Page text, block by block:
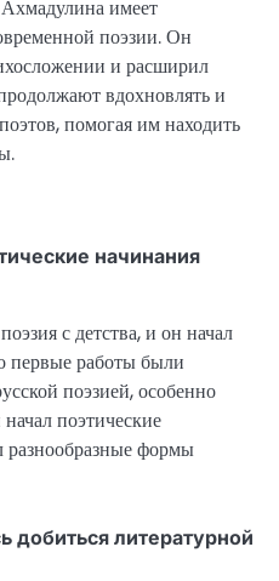
имеет
поэзии. Он
и расширил
вдохновлять и
помогая им находить
начинания
с детства, и он начал
первые работы были
поэзией, особенно
поэтические
разнообразные формы
добиться литературной